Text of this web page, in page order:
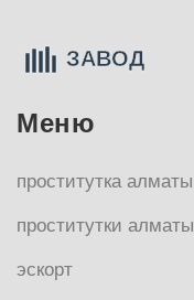
Меню
проститутка алматы
проститутки алматы
эскорт